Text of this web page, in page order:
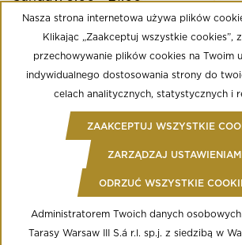
Multikino
Monday - Sunday: 9:00 a.m. - until
Calypso Fitness Club
Monday - Friday: 6:00 am -
Saturday - Sunday: 8:00 - 22:00
© Copyright 2020 Złote Tarasy
Regulamin Centrum Handlowego
Polityka prywatności
Informacja o przetwarzaniu danych osobowych
Nasza strona internetowa używa plików
Klikając „Zaakceptuj wszystkie cookies”,
przechowywanie plików cookies na Twoim
indywidualnego dostosowania strony do
celach analitycznych, statystycznych i
ZAAKCEPTUJ WSZYSTKIE
ZARZĄDZAJ
ODRZUĆ WSZYSTKIE
Administratorem Twoich danych osobowych
Tarasy Warsaw III S.á r.l. sp.j. z siedzibą w